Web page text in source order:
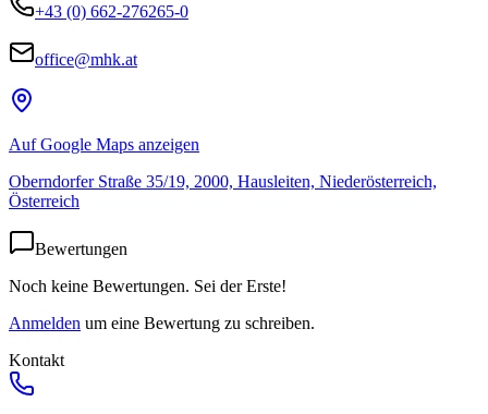
+43 (0) 662-276265-0
office@mhk.at
Auf Google Maps anzeigen
Oberndorfer Straße 35/19, 2000, Hausleiten, Niederösterreich,
Österreich
Bewertungen
Noch keine Bewertungen. Sei der Erste!
Anmelden um eine Bewertung zu schreiben.
Kontakt